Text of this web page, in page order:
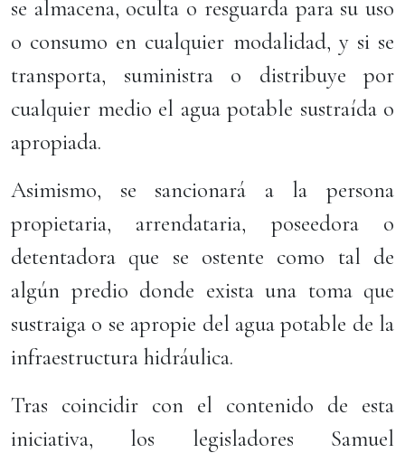
se almacena, oculta o resguarda para su uso
o consumo en cualquier modalidad, y si se
transporta, suministra o distribuye por
cualquier medio el agua potable sustraída o
apropiada.
Asimismo, se sancionará a la persona
propietaria, arrendataria, poseedora o
detentadora que se ostente como tal de
algún predio donde exista una toma que
sustraiga o se apropie del agua potable de la
infraestructura hidráulica.
Tras coincidir con el contenido de esta
iniciativa, los legisladores Samuel